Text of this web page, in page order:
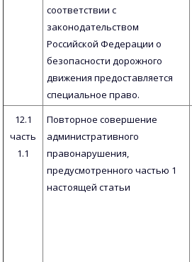
соответствии с
законодательством
Российской Федерации о
безопасности дорожного
движения предоставляется
специальное право.
12.1
часть
1.1
Повторное совершение
административного
правонарушения,
предусмотренного частью 1
настоящей статьи